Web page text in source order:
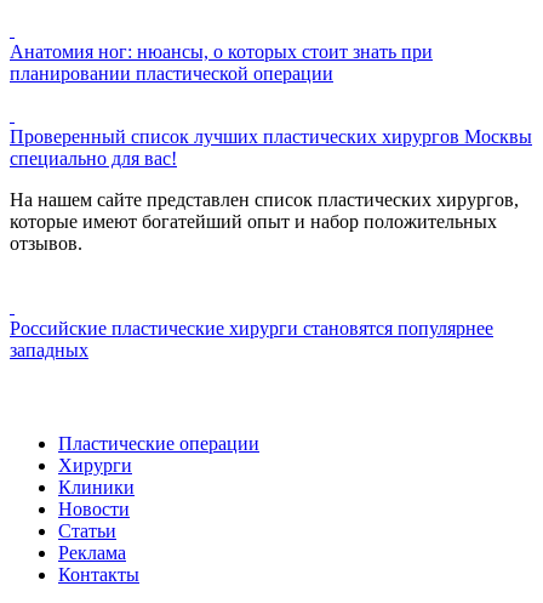
Анатомия ног: нюансы, о которых стоит знать при
планировании пластической операции
Проверенный список лучших пластических хирургов Москвы
специально для вас!
На нашем сайте представлен список пластических хирургов,
которые имеют богатейший опыт и набор положительных
отзывов.
Российские пластические хирурги становятся популярнее
западных
Пластические операции
Хирурги
Клиники
Новости
Статьи
Реклама
Контакты